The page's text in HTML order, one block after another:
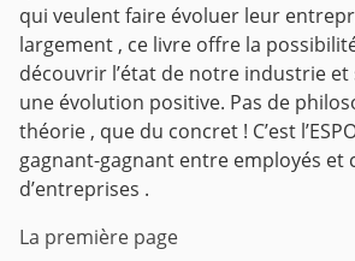
qui veulent faire évoluer leur
largement , ce livre offre la
découvrir l’état de notre industrie
une évolution positive. Pas de
théorie , que du concret ! C’est
gagnant-gagnant entre employés et
d’entreprises .
La première page